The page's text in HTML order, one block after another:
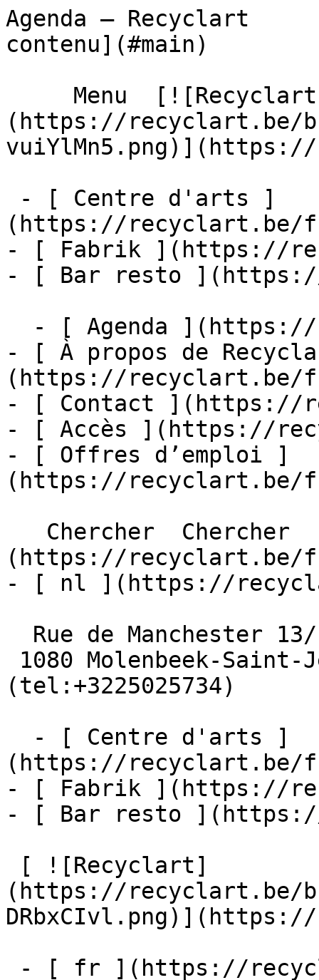
Agenda –
contenu](#main)
(https://recyclart.be/
(https://recyclart.be/
- [ Fabrik ](https://
- [ Bar resto
- [ À propos de
(https://recyclart.be/
- [ Contact ](https://
- [ Accès ](https://
- [ Offres d’emploi ]
(https://recyclart.be/
(https://recyclart.be/
- [ nl ](https://
(tel:+3225025734)
(https://recyclart.be/
- [ Fabrik ](https://
- [ Bar resto
(https://recyclart.be/